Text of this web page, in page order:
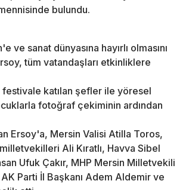
bulundu.
ve sanat dünyasına hayırlı olmasını
tüm vatandaşları etkinliklere
festivale katılan şefler ile yöresel
fotoğraf çekiminin ardından
Ersoy'a, Mersin Valisi Atilla Toros,
Ali Kıratlı, Havva Sibel
Ufuk Çakır, MHP Mersin Milletvekili
Parti İl Başkanı Adem Aldemir ve